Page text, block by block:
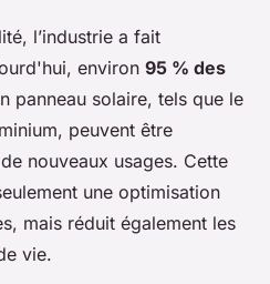
l’industrie a fait
environ 95 % des
panneau solaire, tels que le
peuvent être
nouveaux usages. Cette
une optimisation
mais réduit également les
vie.